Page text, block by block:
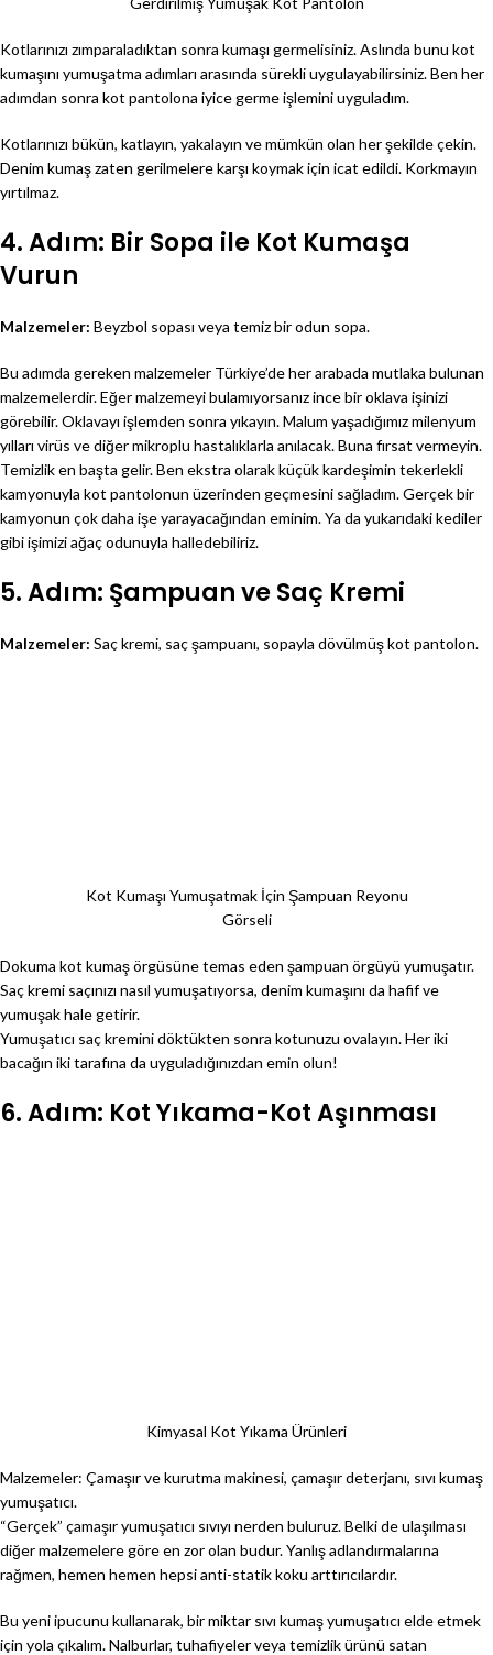
Kotlarınızı zımparaladıktan sonra kumaşı germelisiniz. Aslında bunu kot
kumaşını yumuşatma adımları arasında sürekli uygulayabilirsiniz. Ben her
adımdan sonra kot pantolona iyice germe işlemini uyguladım.
Kotlarınızı bükün, katlayın, yakalayın ve mümkün olan her şekilde çekin.
Denim kumaş zaten gerilmelere karşı koymak için icat edildi. Korkmayın
yırtılmaz.
4. Adım: Bir Sopa ile Kot Kumaşa
Vurun
Malzemeler: Beyzbol sopası veya temiz bir odun sopa.
Bu adımda gereken malzemeler Türkiye’de her arabada mutlaka bulunan
malzemelerdir. Eğer malzemeyi bulamıyorsanız ince bir oklava işinizi
görebilir. Oklavayı işlemden sonra yıkayın. Malum yaşadığımız milenyum
yılları virüs ve diğer mikroplu hastalıklarla anılacak. Buna fırsat vermeyin.
Temizlik en başta gelir. Ben ekstra olarak küçük kardeşimin tekerlekli
kamyonuyla kot pantolonun üzerinden geçmesini sağladım. Gerçek bir
kamyonun çok daha işe yarayacağından eminim. Ya da yukarıdaki kediler
gibi işimizi ağaç odunuyla halledebiliriz.
5. Adım: Şampuan ve Saç Kremi
Malzemeler: Saç kremi, saç şampuanı, sopayla dövülmüş kot pantolon.
Kot Kumaşı Yumuşatmak İçin Şampuan Reyonu
Görseli
Dokuma kot kumaş örgüsüne temas eden şampuan örgüyü yumuşatır.
Saç kremi saçınızı nasıl yumuşatıyorsa, denim kumaşını da hafif ve
yumuşak hale getirir.
Yumuşatıcı saç kremini döktükten sonra kotunuzu ovalayın. Her iki
bacağın iki tarafına da uyguladığınızdan emin olun!
6. Adım: Kot Yıkama-Kot Aşınması
Kimyasal Kot Yıkama Ürünleri
Malzemeler: Çamaşır ve kurutma makinesi, çamaşır deterjanı, sıvı kumaş
yumuşatıcı.
“Gerçek” çamaşır yumuşatıcı sıvıyı nerden buluruz. Belki de ulaşılması
diğer malzemelere göre en zor olan budur. Yanlış adlandırmalarına
rağmen, hemen hemen hepsi anti-statik koku arttırıcılardır.
Bu yeni ipucunu kullanarak, bir miktar sıvı kumaş yumuşatıcı elde etmek
için yola çıkalım. Nalburlar, tuhafiyeler veya temizlik ürünü satan